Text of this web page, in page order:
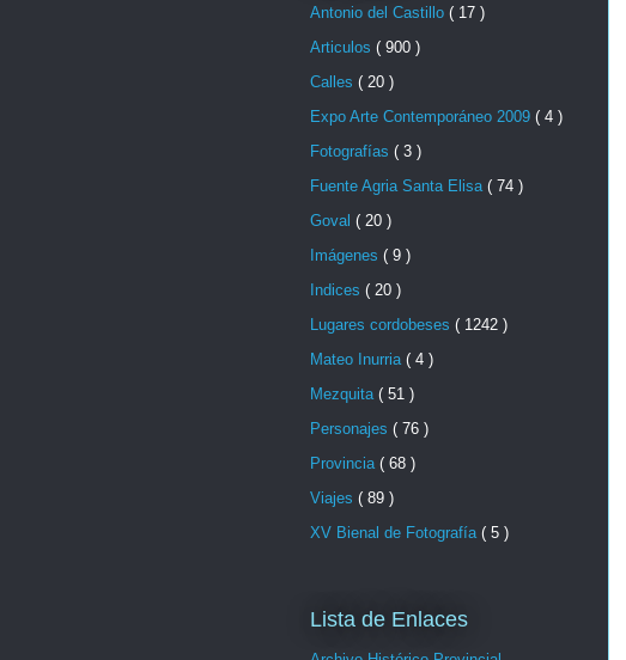
Antonio del Castillo ( 17 )
Articulos ( 900 )
Calles ( 20 )
Expo Arte Contemporáneo 2009 ( 4 )
Fotografías ( 3 )
Fuente Agria Santa Elisa ( 74 )
Goval ( 20 )
Imágenes ( 9 )
Indices ( 20 )
Lugares cordobeses ( 1242 )
Mateo Inurria ( 4 )
Mezquita ( 51 )
Personajes ( 76 )
Provincia ( 68 )
Viajes ( 89 )
XV Bienal de Fotografía ( 5 )
Lista de Enlaces